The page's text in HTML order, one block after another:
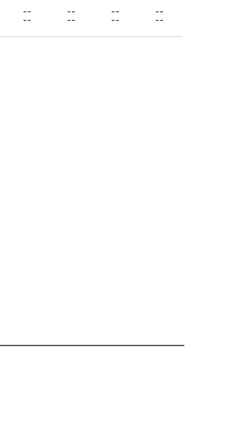
--
--
--
--
--
--
--
--